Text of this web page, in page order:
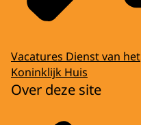
Vacatures Dienst van het
Koninklijk Huis
Over deze site